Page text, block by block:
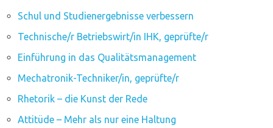
Schul und Studienergebnisse verbessern
Technische/r Betriebswirt/in IHK, geprüfte/r
Einführung in das Qualitätsmanagement
Mechatronik-Techniker/in, geprüfte/r
Rhetorik – die Kunst der Rede
Attitüde – Mehr als nur eine Haltung